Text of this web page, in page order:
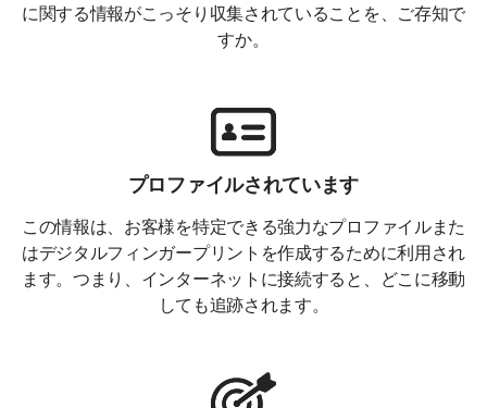
に関する情報がこっそり収集されていることを、ご存知で
すか。
プロファイルされています
この情報は、お客様を特定できる強力なプロファイルまた
はデジタルフィンガープリントを作成するために利用され
ます。つまり、インターネットに接続すると、どこに移動
しても追跡されます。